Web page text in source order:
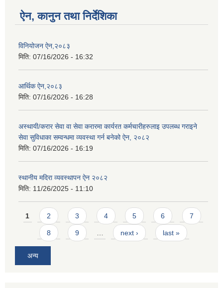
ऐन, कानुन तथा निर्देशिका
विनियोजन ऐन,२०८३
मिति: 07/16/2026 - 16:32
आर्थिक ऐन,२०८३
मिति: 07/16/2026 - 16:28
अस्थायी/करार सेवा वा सेवा करारमा कार्यरत कर्मचारीहरुलाइ उपलब्ध गराइने
सेवा सुविधाका सम्वन्धमा व्यवस्था गर्न बनेको ऐन, २०८२
मिति: 07/16/2026 - 16:19
स्थानीय मदिरा व्यवस्थापन ऐन २०८२
मिति: 11/26/2025 - 11:10
Pages
1 2 3 4 5 6 7
8 9 next › last »
अन्य